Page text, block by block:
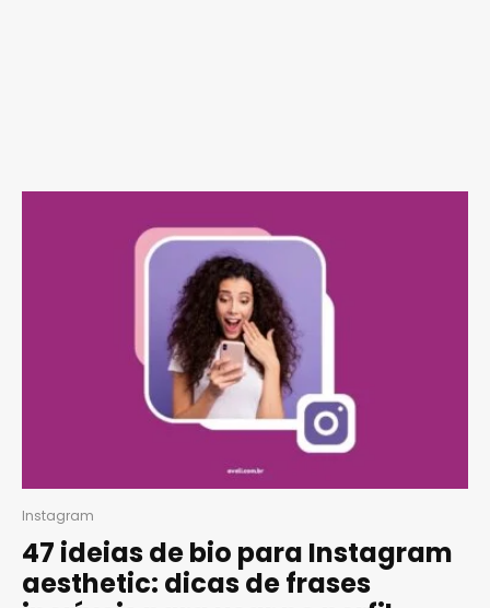
Instagram
47 ideias de bio para Instagram
aesthetic: dicas de frases